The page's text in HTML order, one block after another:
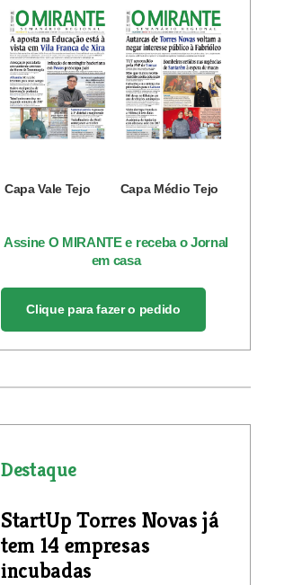
Capa Vale Tejo Capa Médio Tejo
Assine O MIRANTE e receba o Jornal
em casa
Clique para fazer o pedido
Destaque
StartUp Torres Novas já
tem 14 empresas
incubadas